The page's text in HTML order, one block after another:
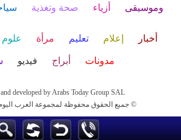
وموسيقى أزياء صحة وتغذية
أخبار إعلام تعليم مرأة علوم
مدونات أبراج فيديو
developed by Arabs Today Group SAL
جميع الحقوق محفوظة لمجموعة العرب اليوم الاعلامية 2025 ©